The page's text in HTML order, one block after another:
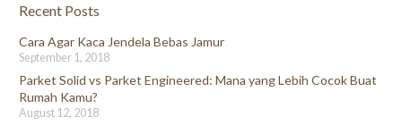
Recent Posts
Cara Agar Kaca Jendela Bebas Jamur
September 1, 2018
Parket Solid vs Parket Engineered: Mana yang Lebih Cocok Buat
Rumah Kamu?
August 12, 2018